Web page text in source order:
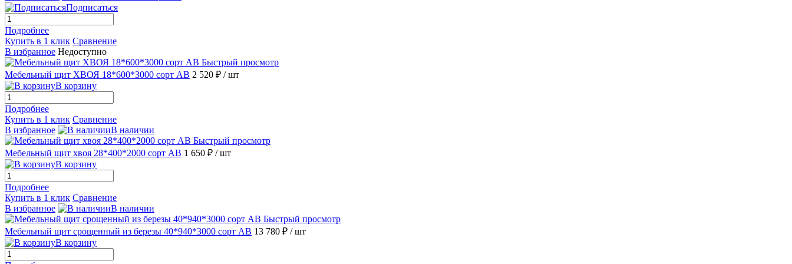
Подписаться
Подробнее
Купить в 1 клик Сравнение
В избранное Недоступно
Быстрый просмотр
Мебельный щит ХВОЯ 18*600*3000 сорт АВ 2 520 ₽ / шт
В корзину
Подробнее
Купить в 1 клик Сравнение
В избранное
В наличии
Быстрый просмотр
Мебельный щит хвоя 28*400*2000 сорт АВ 1 650 ₽ / шт
В корзину
Подробнее
Купить в 1 клик Сравнение
В избранное
В наличии
Быстрый просмотр
Мебельный щит срощенный из березы 40*940*3000 сорт АВ 13 780 ₽ / шт
В корзину